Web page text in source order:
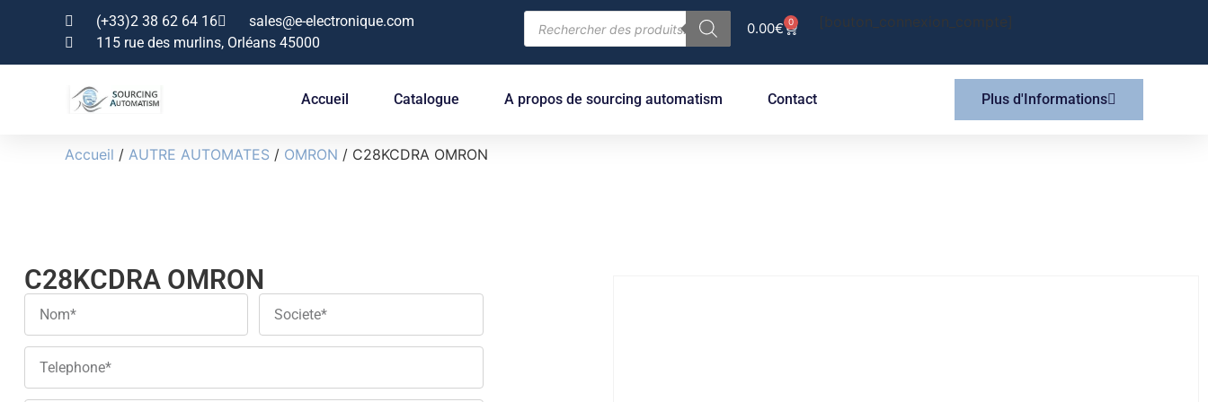
(+33)2 38 62 64 16
sales@e-electronique.com
115 rue des murlins, Orléans 45000
0.00€ 0 [bouton_connexion_compte]
Accueil Catalogue A propos de sourcing automatism Contact Plus d'Informations
Accueil / AUTRE AUTOMATES / OMRON / C28KCDRA OMRON
C28KCDRA OMRON